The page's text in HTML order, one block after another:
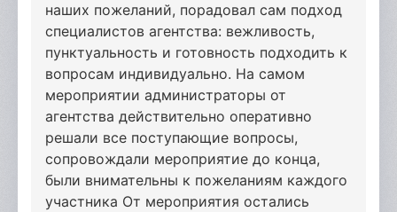
наших пожеланий, порадовал сам подход
специалистов агентства: вежливость,
пунктуальность и готовность подходить к
вопросам индивидуально. На самом
мероприятии администраторы от
агентства действительно оперативно
решали все поступающие вопросы,
сопровождали мероприятие до конца,
были внимательны к пожеланиям каждого
участника От мероприятия остались